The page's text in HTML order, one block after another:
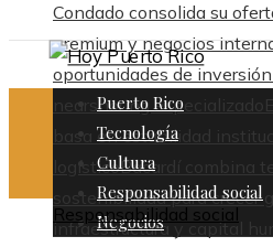
Condado consolida su
premium y negocios
oportunidades de
nearshoring especializado
basa en estabilidad
logísticoBacardí combina
sostenibilidad para crecer
infraestructura y capital
Puerto Rico
Tecnología
Cultura
Responsabilidad social
Negocios
Responsabilidad social